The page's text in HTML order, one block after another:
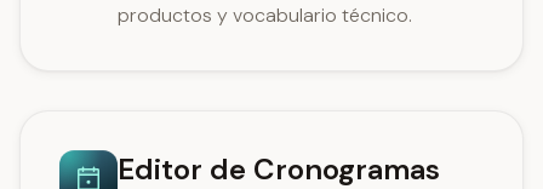
productos y vocabulario técnico.
Editor de Cronogramas